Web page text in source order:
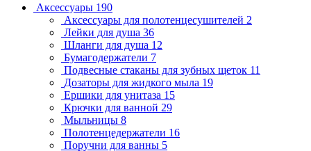
Аксессуары 190
Аксессуары для полотенцесушителей 2
Лейки для душа 36
Шланги для душа 12
Бумагодержатели 7
Подвесные стаканы для зубных щеток 11
Дозаторы для жидкого мыла 19
Ершики для унитаза 15
Крючки для ванной 29
Мыльницы 8
Полотенцедержатели 16
Поручни для ванны 5